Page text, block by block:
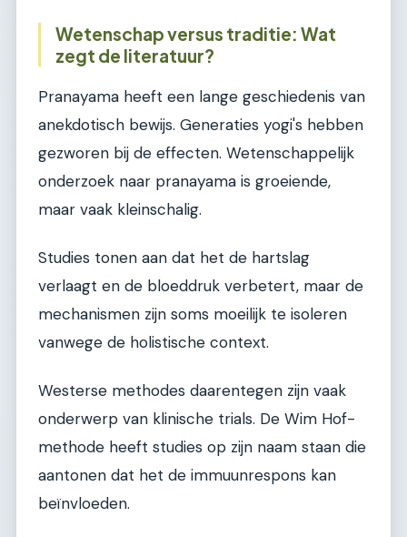
Wetenschap versus traditie: Wat
zegt de literatuur?
Pranayama heeft een lange geschiedenis van
anekdotisch bewijs. Generaties yogi's hebben
gezworen bij de effecten. Wetenschappelijk
onderzoek naar pranayama is groeiende,
maar vaak kleinschalig.
Studies tonen aan dat het de hartslag
verlaagt en de bloeddruk verbetert, maar de
mechanismen zijn soms moeilijk te isoleren
vanwege de holistische context.
Westerse methodes daarentegen zijn vaak
onderwerp van klinische trials. De Wim Hof-
methode heeft studies op zijn naam staan die
aantonen dat het de immuunrespons kan
beïnvloeden.